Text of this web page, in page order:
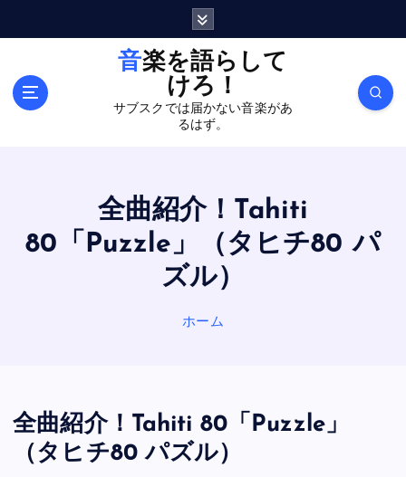
音楽を語らして
けろ！
サブスクでは届かない音楽があ
るはず。
全曲紹介！Tahiti
80「Puzzle」（タヒチ80 パ
ズル）
ホーム
全曲紹介！Tahiti 80「Puzzle」
（タヒチ80 パズル）